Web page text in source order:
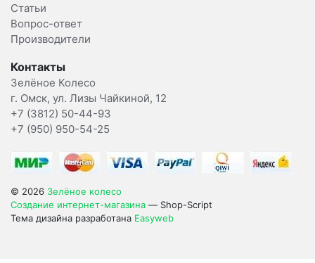
Статьи
Вопрос-ответ
Производители
Контакты
Зелёное Колесо
г. Омск, ул. Лизы Чайкиной, 12
+7 (3812) 50-44-93
+7 (950) 950-54-25
© 2026 Зелёное колесо
Создание интернет-магазина — Shop-Script
Тема дизайна разработана Easyweb